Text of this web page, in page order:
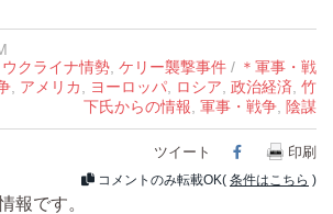
ウクライナ情勢 ケリー襲撃事件 / ＊軍事・戦
アメリカ ヨーロッパ ロシア 政治経済 竹
下氏からの情報 軍事・戦争 陰謀
ツイート Facebook
印刷
コメントのみ転載OK( 条件はこちら )
報です。